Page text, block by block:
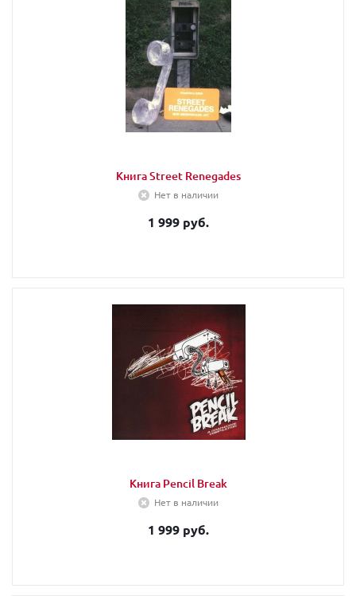
Книга Street Renegades
Нет в наличии
1 999 руб.
Книга Pencil Break
Нет в наличии
1 999 руб.